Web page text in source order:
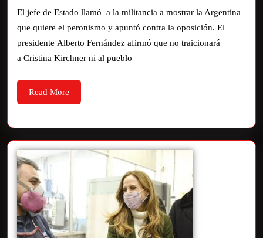
El jefe de Estado llamó a la militancia a mostrar la Argentina
que quiere el peronismo y apuntó contra la oposición. El
presidente Alberto Fernández afirmó que no traicionará
a Cristina Kirchner ni al pueblo
Read More